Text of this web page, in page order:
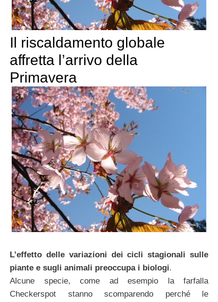
Il riscaldamento globale
affretta l’arrivo della
Primavera
L’effetto delle variazioni dei cicli stagionali sulle
piante e sugli animali preoccupa i biologi.
Alcune specie, come ad esempio la farfalla
Checkerspot stanno scomparendo perché le